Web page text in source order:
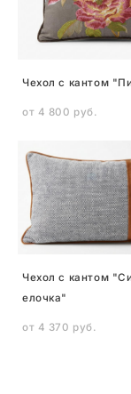
Чехол с кантом
от 4 800 pуб.
Чехол с кантом
елочка"
от 4 370 pуб.